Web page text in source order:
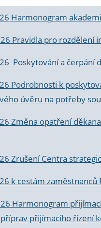
Harmonogram
Pravidla pro rozdělení
Poskytování a čerpání
Podrobnosti k
úvěru na potřeby
Změna opatření
Zrušení Centra
k cestám
Harmonogram
přijímacího řízení